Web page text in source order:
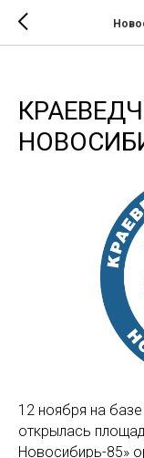
12 ноября на
открылась
Новосибирь-85»